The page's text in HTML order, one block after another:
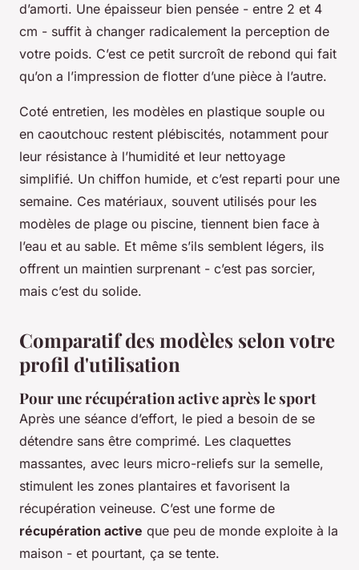
d’amorti. Une épaisseur bien pensée - entre 2 et 4
cm - suffit à changer radicalement la perception de
votre poids. C’est ce petit surcroît de rebond qui fait
qu’on a l’impression de flotter d’une pièce à l’autre.
Coté entretien, les modèles en plastique souple ou
en caoutchouc restent plébiscités, notamment pour
leur résistance à l’humidité et leur nettoyage
simplifié. Un chiffon humide, et c’est reparti pour une
semaine. Ces matériaux, souvent utilisés pour les
modèles de plage ou piscine, tiennent bien face à
l’eau et au sable. Et même s’ils semblent légers, ils
offrent un maintien surprenant - c’est pas sorcier,
mais c’est du solide.
Comparatif des modèles selon votre
profil d'utilisation
Pour une récupération active après le sport
Après une séance d’effort, le pied a besoin de se
détendre sans être comprimé. Les claquettes
massantes, avec leurs micro-reliefs sur la semelle,
stimulent les zones plantaires et favorisent la
récupération veineuse. C’est une forme de
récupération active que peu de monde exploite à la
maison - et pourtant, ça se tente.